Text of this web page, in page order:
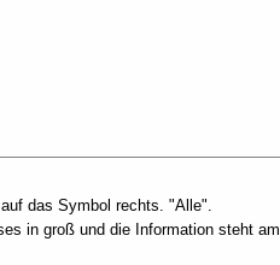
das Symbol rechts. "Alle".
in groß und die Information steht am